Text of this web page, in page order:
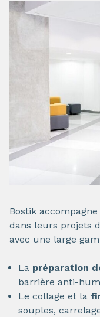
Bostik
dans leurs projets
avec une large
La préparation
barrière anti-
Le collage et la
souples,